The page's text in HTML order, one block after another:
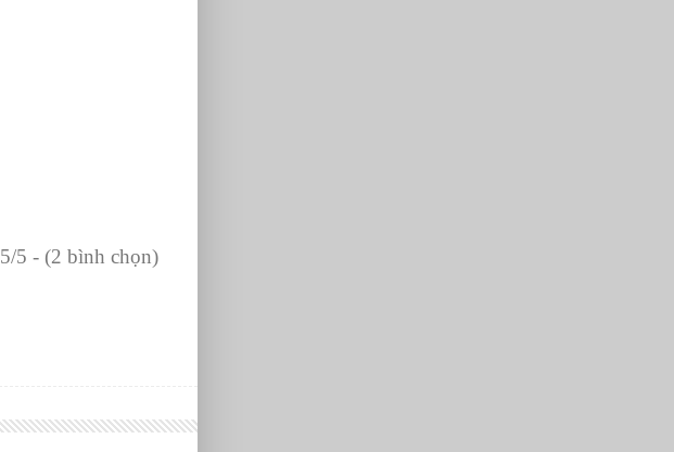
5/5 - (2 bình chọn)